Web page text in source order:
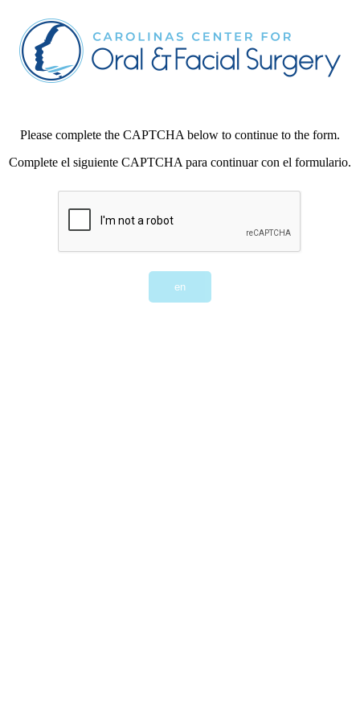
Please complete the CAPTCHA below to continue to the form.
Complete el siguiente CAPTCHA para continuar con el formulario.
en